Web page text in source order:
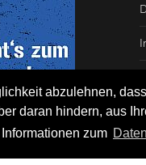
abzulehnen,
daran hindern, aus
zum